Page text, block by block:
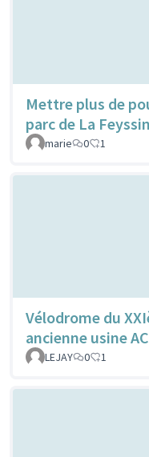
Mettre plus de
parc de La
marie
0 1
Vélodrome du
ancienne usine
LEJAY
0 1